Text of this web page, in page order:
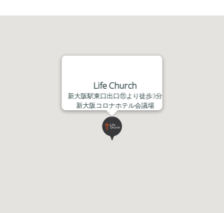
Life Church
新大阪駅東口出口⑪より徒歩3分
新大阪コロナホテル会議場